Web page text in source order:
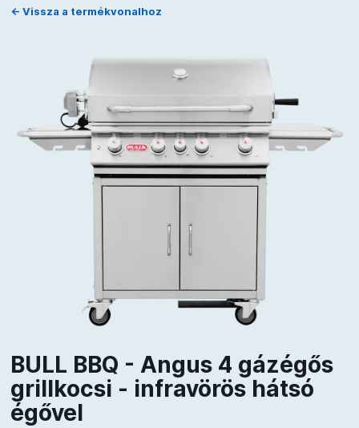
← Vissza a termékvonalhoz
BULL BBQ - Angus 4 gázégős
grillkocsi - infravörös hátsó
égővel